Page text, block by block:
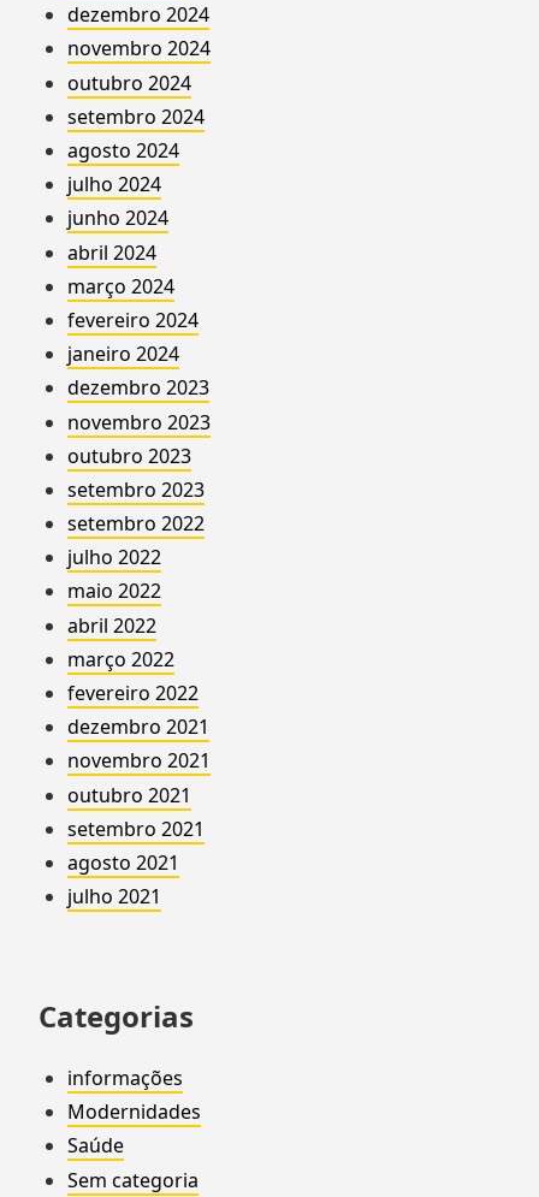
dezembro 2024
novembro 2024
outubro 2024
setembro 2024
agosto 2024
julho 2024
junho 2024
abril 2024
março 2024
fevereiro 2024
janeiro 2024
dezembro 2023
novembro 2023
outubro 2023
setembro 2023
setembro 2022
julho 2022
maio 2022
abril 2022
março 2022
fevereiro 2022
dezembro 2021
novembro 2021
outubro 2021
setembro 2021
agosto 2021
julho 2021
Categorias
informações
Modernidades
Saúde
Sem categoria